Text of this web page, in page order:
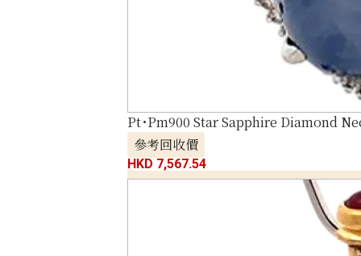
Pt･Pm900 Star Sapphire Diamond
參考回收價
HKD 7,567.54